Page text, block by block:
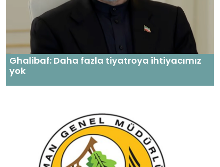
Ghalibaf: Daha fazla tiyatroya ihtiyacımız
yok